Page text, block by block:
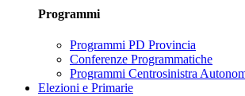
Programmi
Programmi PD Provincia
Conferenze Programmatiche
Programmi Centrosinistra
Elezioni e Primarie